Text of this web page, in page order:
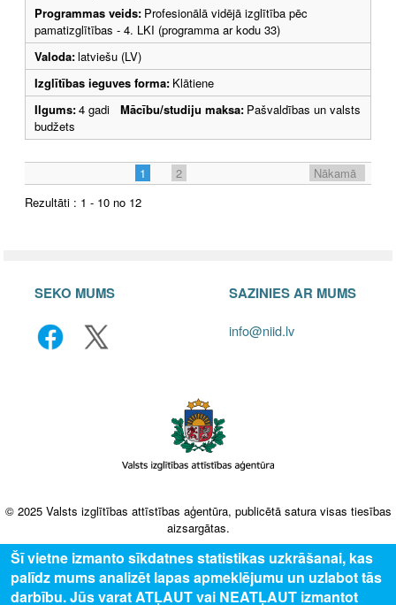
Programmas veids: Profesionālā vidējā izglītība pēc
pamatizglītības - 4. LKI (programma ar kodu 33)
Valoda:latviešu (LV)
Izglītības ieguves forma: Klātiene
Ilgums:4 gadi Mācību/studiju maksa: Pašvaldības un valsts
budžets
1 2
Nākamā
Rezultāti : 1 - 10 no 12
SEKO MUMS SAZINIES AR MUMS
info@niid.lv
© 2025 Valsts izglītības attīstības aģentūra, publicētā satura visas tiesības
aizsargātas.
Šī vietne izmanto sīkdatnes statistikas uzkrāšanai, kas
palīdz mums analizēt lapas apmeklējumu un uzlabot tās
darbību. Jūs varat ATĻAUT vai NEATĻAUT izmantot